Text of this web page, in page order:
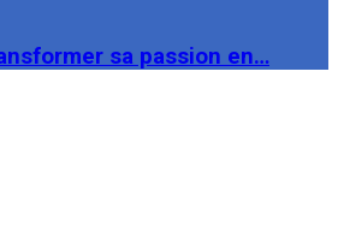
sa passion en…